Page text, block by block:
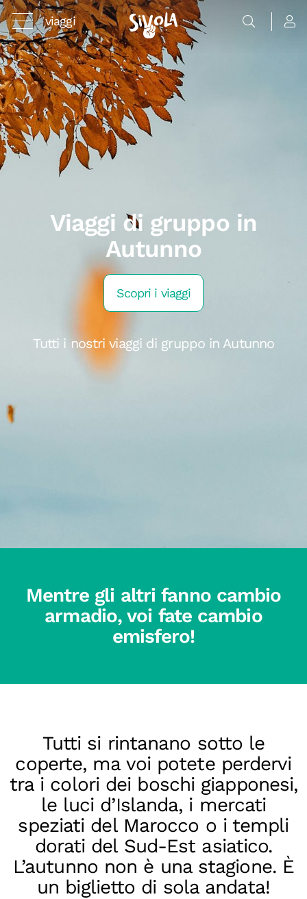
viaggi
Viaggi di gruppo in
Autunno
Scopri i viaggi
Tutti i nostri viaggi di gruppo in Autunno
Mentre gli altri fanno cambio
armadio, voi fate cambio
emisfero!
Tutti si rintanano sotto le
coperte, ma voi potete perdervi
tra i colori dei boschi giapponesi,
le luci d’Islanda, i mercati
speziati del Marocco o i templi
dorati del Sud-Est asiatico.
L’autunno non è una stagione. È
un biglietto di sola andata!